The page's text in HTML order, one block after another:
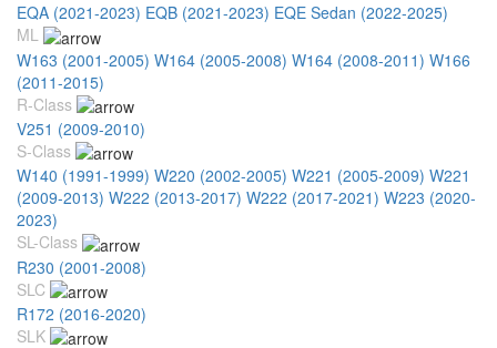
EQA (2021-2023) EQB (2021-2023) EQE Sedan (2022-2025)
ML
W163 (2001-2005) W164 (2005-2008) W164 (2008-2011) W166
(2011-2015)
R-Class
V251 (2009-2010)
S-Class
W140 (1991-1999) W220 (2002-2005) W221 (2005-2009) W221
(2009-2013) W222 (2013-2017) W222 (2017-2021) W223 (2020-
2023)
SL-Class
R230 (2001-2008)
SLC
R172 (2016-2020)
SLK